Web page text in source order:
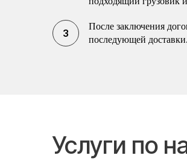
После заключения
последующей доставки.
Услуги по